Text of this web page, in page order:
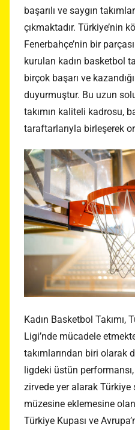
başarılı ve saygın
çıkmaktadır. Türkiye’nin
Fenerbahçe’nin bir
kurulan kadın basketbol
birçok başarı ve
duyurmuştur. Bu uzun
takımın kaliteli kadrosu,
taraftarlarıyla birleşerek
Kadın Basketbol Takımı,
Ligi’nde mücadele
takımlarından biri olarak
ligdeki üstün
zirvede yer alarak Türkiye
müzesine eklemesine
Türkiye Kupası ve